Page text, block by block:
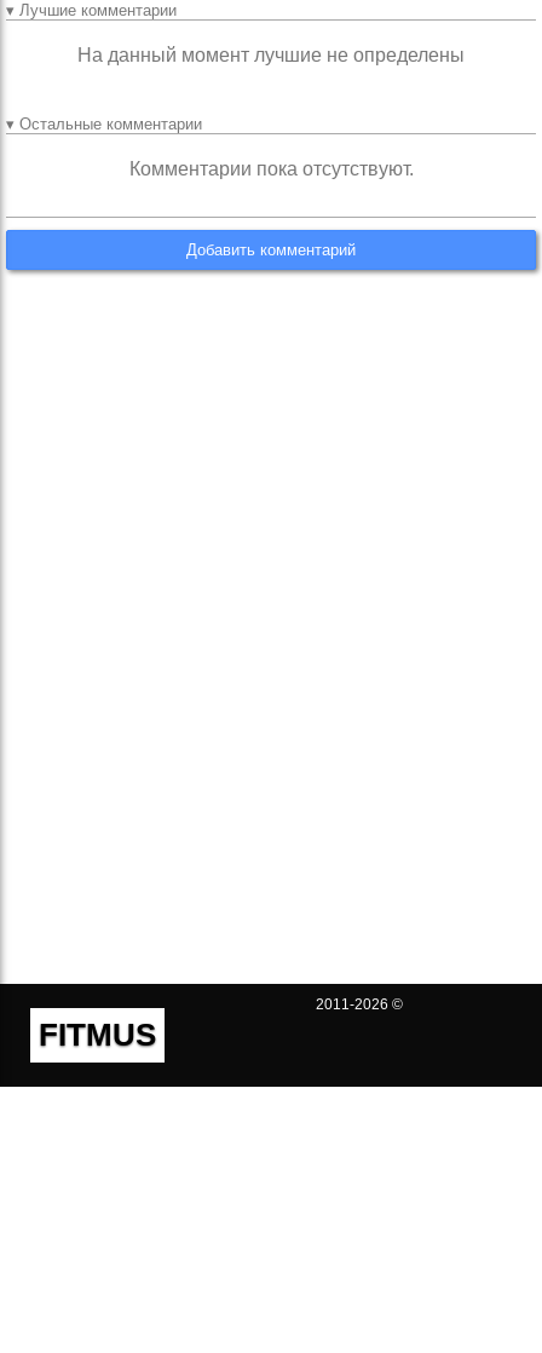
▾ Лучшие комментарии
На данный момент лучшие не определены
▾ Остальные комментарии
Комментарии пока отсутствуют.
Добавить комментарий
FITMUS
2011-2026 ©